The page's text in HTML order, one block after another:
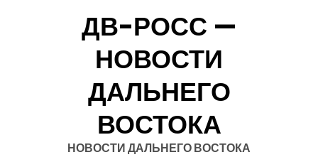
ДВ-РОСС —
НОВОСТИ
ДАЛЬНЕГО
ВОСТОКА
НОВОСТИ ДАЛЬНЕГО ВОСТОКА